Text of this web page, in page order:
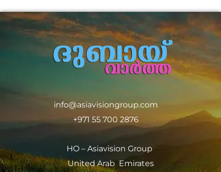
info@asiavisiongroup.com
+971 55 700 2876
HO – Asiavision Group
United Arab Emirates